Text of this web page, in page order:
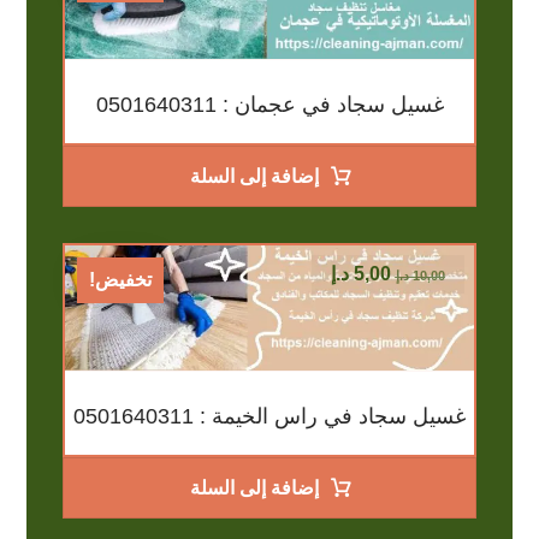
غسيل سجاد في عجمان : 0501640311
إضافة إلى السلة
تخفيض!
غسيل سجاد في راس الخيمة : 0501640311
10,00 د.إ 5,00 د.إ
إضافة إلى السلة